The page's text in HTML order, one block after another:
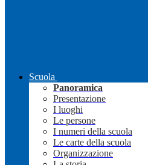
Scuola
Panoramica
Presentazione
I luoghi
Le persone
I numeri della scuola
Le carte della scuola
Organizzazione